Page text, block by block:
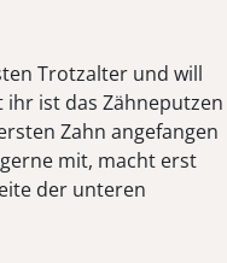
Trotzalter und will
ist das Zähneputzen
Zahn angefangen
mit, macht erst
der unteren